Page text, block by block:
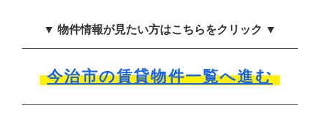
▼ 物件情報が見たい方はこちらをクリック ▼
今治市の賃貸物件一覧へ進む